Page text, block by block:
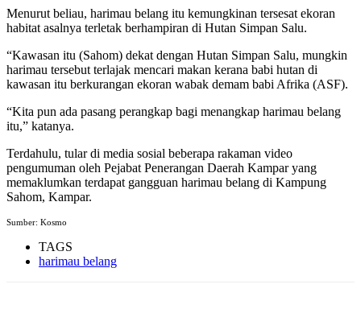
Menurut beliau, harimau belang itu kemungkinan tersesat ekoran
habitat asalnya terletak berhampiran di Hutan Simpan Salu.
“Kawasan itu (Sahom) dekat dengan Hutan Simpan Salu, mungkin
harimau tersebut terlajak mencari makan kerana babi hutan di
kawasan itu berkurangan ekoran wabak demam babi Afrika (ASF).
“Kita pun ada pasang perangkap bagi menangkap harimau belang
itu,” katanya.
Terdahulu, tular di media sosial beberapa rakaman video
pengumuman oleh Pejabat Penerangan Daerah Kampar yang
memaklumkan terdapat gangguan harimau belang di Kampung
Sahom, Kampar.
Sumber: Kosmo
TAGS
harimau belang